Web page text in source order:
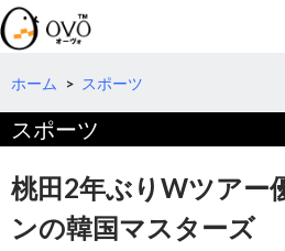
検
索
コ
テ
へ
動
ホーム > スポーツ
スポーツ
桃田2年ぶりWツアー
ンの韓国マスターズ